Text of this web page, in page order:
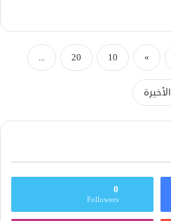
»
10
20
...
الأخيرة
0
Followers